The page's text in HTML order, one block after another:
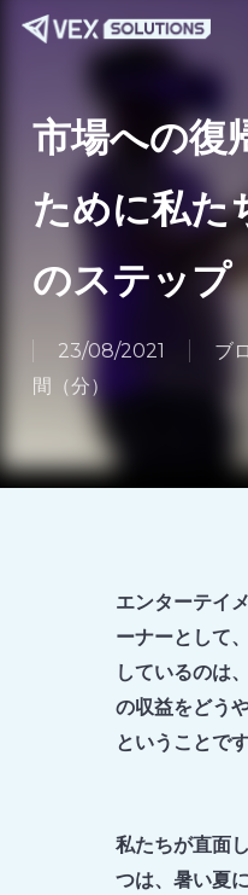
市場への復
ために私た
のステップ
23/08/2021 ブ
間（分）
エンターテイ
ーナーとして
しているのは
の収益をどう
ということです
私たちが直面
つは、暑い夏